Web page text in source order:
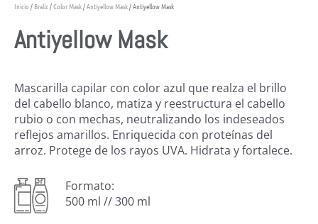
Inicio / Braliz/Color Mask/Antiyellow Mask/ Antiyellow Mask
Antiyellow Mask
Mascarilla capilar con color azul que realza el brillo
del cabello blanco, matiza y reestructura el cabello
rubio o con mechas, neutralizando los indeseados
reflejos amarillos. Enriquecida con proteínas del
arroz. Protege de los rayos UVA. Hidrata y fortalece.
Formato:
500 ml // 300 ml